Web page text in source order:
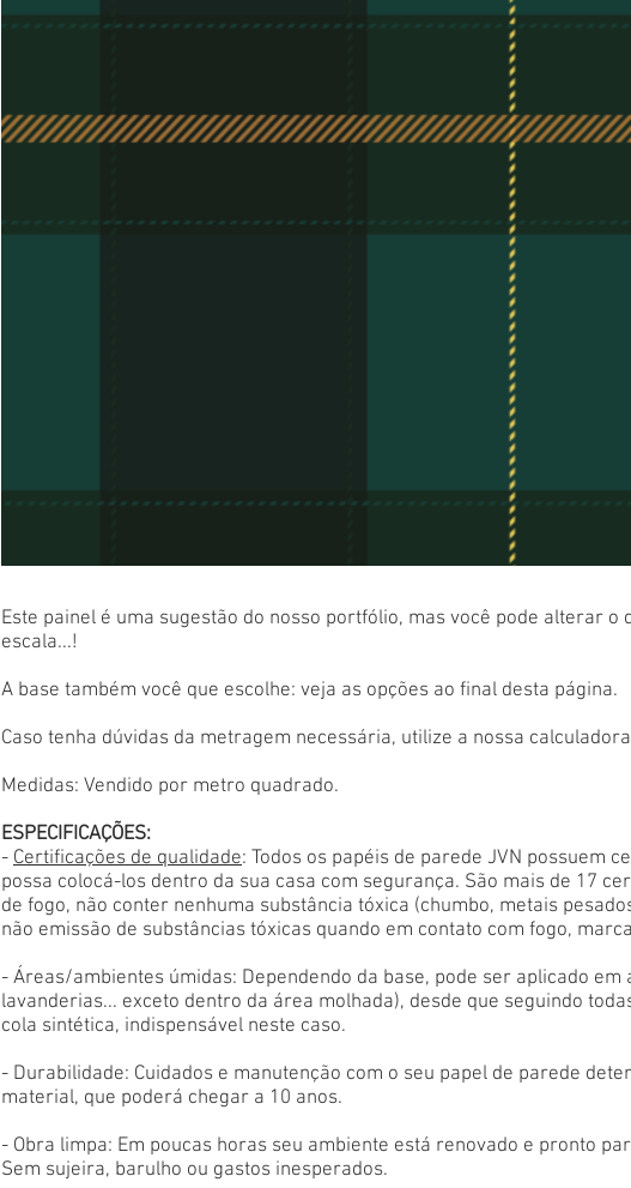
Este painel é uma sugestão do nosso portfólio, mas você pode alterar o
escala...!
A base também você que escolhe: veja as opções ao final desta página.
Caso tenha dúvidas da metragem necessária, utilize a nossa
Medidas: Vendido por metro quadrado.
ESPECIFICAÇÕES:
- Certificações de qualidade: Todos os papéis de parede JVN possuem
possa colocá-los dentro da sua casa com segurança. São mais de 17
de fogo, não conter nenhuma substância tóxica (chumbo, metais
não emissão de substâncias tóxicas quando em contato com fogo,
- Áreas/ambientes úmidas: Dependendo da base, pode ser aplicado
lavanderias... exceto dentro da área molhada), desde que seguindo
cola sintética, indispensável neste caso.
- Durabilidade: Cuidados e manutenção com o seu papel de parede
material, que poderá chegar a 10 anos.
- Obra limpa: Em poucas horas seu ambiente está renovado e pronto
Sem sujeira, barulho ou gastos inesperados.